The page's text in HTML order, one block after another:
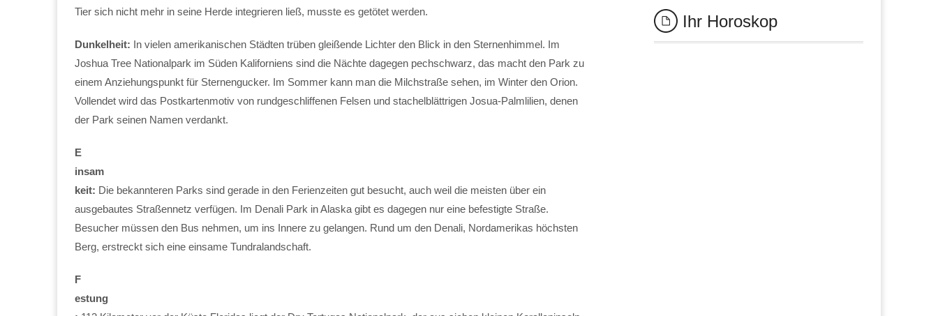
Tier sich nicht mehr in seine Herde integrieren ließ, musste es getötet werden.
Dunkelheit: In vielen amerikanischen Städten trüben gleißende Lichter den Blick in den Sternenhimmel. Im
Joshua Tree Nationalpark im Süden Kaliforniens sind die Nächte dagegen pechschwarz, das macht den Park zu
einem Anziehungspunkt für Sternengucker. Im Sommer kann man die Milchstraße sehen, im Winter den Orion.
Vollendet wird das Postkartenmotiv von rundgeschliffenen Felsen und stachelblättrigen Josua-Palmlilien, denen
der Park seinen Namen verdankt.
E
insam
keit: Die bekannteren Parks sind gerade in den Ferienzeiten gut besucht, auch weil die meisten über ein
ausgebautes Straßennetz verfügen. Im Denali Park in Alaska gibt es dagegen nur eine befestigte Straße.
Besucher müssen den Bus nehmen, um ins Innere zu gelangen. Rund um den Denali, Nordamerikas höchsten
Berg, erstreckt sich eine einsame Tundralandschaft.
F
estung
Ihr Horoskop